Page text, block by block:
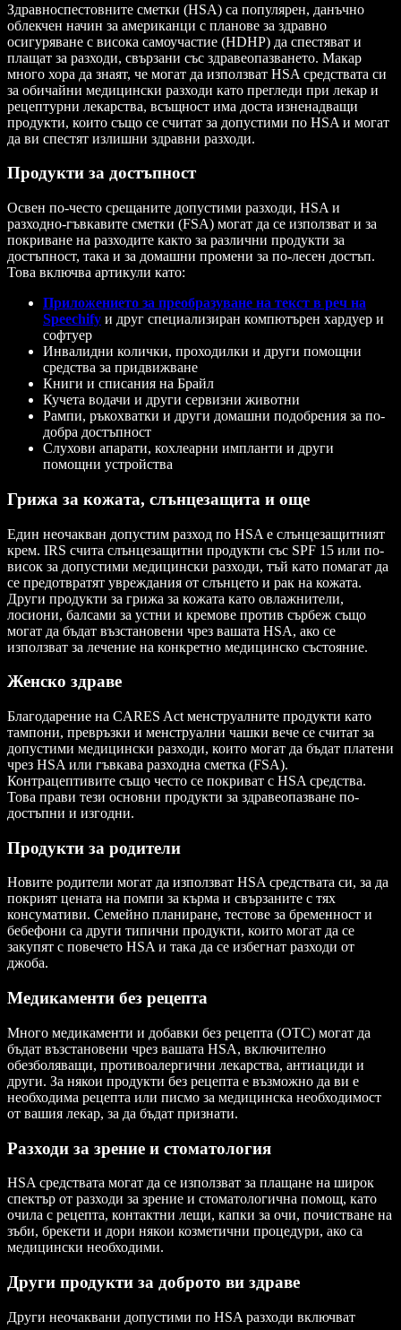
Здравноспестовните сметки (HSA) са популярен, данъчно
облекчен начин за американци с планове за здравно
осигуряване с висока самоучастие (HDHP) да спестяват и
плащат за разходи, свързани със здравеопазването. Макар
много хора да знаят, че могат да използват HSA средствата си
за обичайни медицински разходи като прегледи при лекар и
рецептурни лекарства, всъщност има доста изненадващи
продукти, които също се считат за допустими по HSA и могат
да ви спестят излишни здравни разходи.
Продукти за достъпност
Освен по-често срещаните допустими разходи, HSA и
разходно-гъвкавите сметки (FSA) могат да се използват и за
покриване на разходите както за различни продукти за
достъпност, така и за домашни промени за по-лесен достъп.
Това включва артикули като:
Приложението за преобразуване на текст в реч на
Speechify и друг специализиран компютърен хардуер и
софтуер
Инвалидни колички, проходилки и други помощни
средства за придвижване
Книги и списания на Брайл
Кучета водачи и други сервизни животни
Рампи, ръкохватки и други домашни подобрения за по-
добра достъпност
Слухови апарати, кохлеарни импланти и други
помощни устройства
Грижа за кожата, слънцезащита и още
Един неочакван допустим разход по HSA е слънцезащитният
крем. IRS счита слънцезащитни продукти със SPF 15 или по-
висок за допустими медицински разходи, тъй като помагат да
се предотвратят увреждания от слънцето и рак на кожата.
Други продукти за грижа за кожата като овлажнители,
лосиони, балсами за устни и кремове против сърбеж също
могат да бъдат възстановени чрез вашата HSA, ако се
използват за лечение на конкретно медицинско състояние.
Женско здраве
Благодарение на CARES Act менструалните продукти като
тампони, превръзки и менструални чашки вече се считат за
допустими медицински разходи, които могат да бъдат платени
чрез HSA или гъвкава разходна сметка (FSA).
Контрацептивите също често се покриват с HSA средства.
Това прави тези основни продукти за здравеопазване по-
достъпни и изгодни.
Продукти за родители
Новите родители могат да използват HSA средствата си, за да
покрият цената на помпи за кърма и свързаните с тях
консумативи. Семейно планиране, тестове за бременност и
бебефони са други типични продукти, които могат да се
закупят с повечето HSA и така да се избегнат разходи от
джоба.
Медикаменти без рецепта
Много медикаменти и добавки без рецепта (OTC) могат да
бъдат възстановени чрез вашата HSA, включително
обезболяващи, противоалергични лекарства, антиациди и
други. За някои продукти без рецепта е възможно да ви е
необходима рецепта или писмо за медицинска необходимост
от вашия лекар, за да бъдат признати.
Разходи за зрение и стоматология
HSA средствата могат да се използват за плащане на широк
спектър от разходи за зрение и стоматологична помощ, като
очила с рецепта, контактни лещи, капки за очи, почистване на
зъби, брекети и дори някои козметични процедури, ако са
медицински необходими.
Други продукти за доброто ви здраве
Други неочаквани допустими по HSA разходи включват